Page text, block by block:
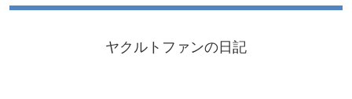
ヤクルトファンの日記